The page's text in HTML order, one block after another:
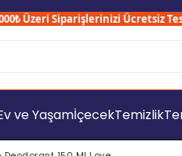
Üzeri Siparişlerinizi Ücretsiz
ve YaşamİçecekTemizlik